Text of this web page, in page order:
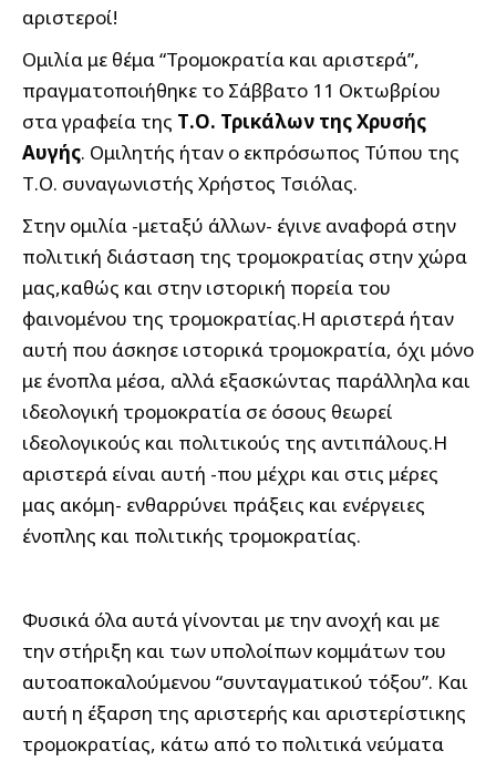
αριστεροί!
Ομιλία με θέμα “Τρομοκρατία και αριστερά”,
πραγματοποιήθηκε το Σάββατο 11 Οκτωβρίου
στα γραφεία της Τ.Ο. Τρικάλων της Χρυσής
Αυγής. Ομιλητής ήταν ο εκπρόσωπος Τύπου της
Τ.Ο. συναγωνιστής Χρήστος Τσιόλας.
Στην ομιλία -μεταξύ άλλων- έγινε αναφορά στην
πολιτική διάσταση της τρομοκρατίας στην χώρα
μας,καθώς και στην ιστορική πορεία του
φαινομένου της τρομοκρατίας.Η αριστερά ήταν
αυτή που άσκησε ιστορικά τρομοκρατία, όχι μόνο
με ένοπλα μέσα, αλλά εξασκώντας παράλληλα και
ιδεολογική τρομοκρατία σε όσους θεωρεί
ιδεολογικούς και πολιτικούς της αντιπάλους.Η
αριστερά είναι αυτή -που μέχρι και στις μέρες
μας ακόμη- ενθαρρύνει πράξεις και ενέργειες
ένοπλης και πολιτικής τρομοκρατίας.
Φυσικά όλα αυτά γίνονται με την ανοχή και με
την στήριξη και των υπολοίπων κομμάτων του
αυτοαποκαλούμενου “συνταγματικού τόξου”. Και
αυτή η έξαρση της αριστερής και αριστερίστικης
τρομοκρατίας, κάτω από το πολιτικά νεύματα